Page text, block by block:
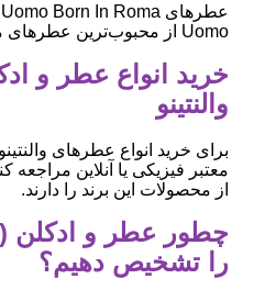
Uomo از محبوب‌ترین عطرهای مردانه این برند هستند.
والنتینو
برای خرید انواع عطرهای
معتبر فیزیکی یا آنلاین
از محصولات این برند را دارند.
را تشخیص دهیم؟